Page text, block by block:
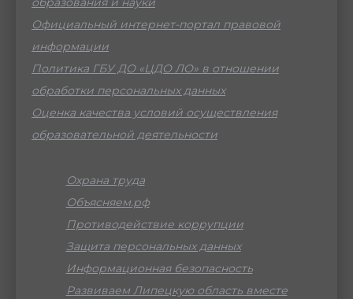
Официальный интернет-портал правовой
информации
Политика ГБУ ДО «ЦДО ЛО» в отношении
обработки персональных данных
Оценка качества условий осуществления
образовательной деятельности
Охрана труда
Объясняем.рф
Противодействие коррупции
Защита персональных данных
Информационная безопасность
Развиваем Липецкую область вместе